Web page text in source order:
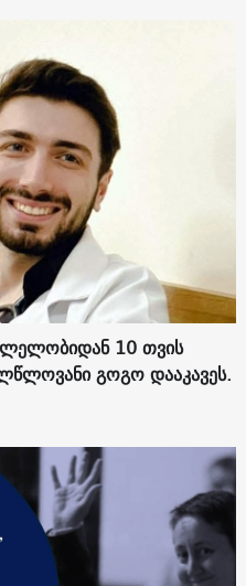
10 თვის
გოგო დააკავეს.